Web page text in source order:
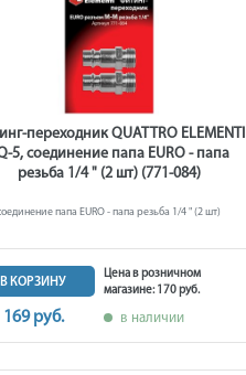
переходник QUATTRO ELEMENTI
5, соединение папа EURO - папа
резьба 1/4 " (2 шт) (771-084)
папа EURO - папа резьба 1/4 " (2 шт)
В КОРЗИНУ
169 руб.
Цена в розничном
магазине: 170 руб.
в наличии